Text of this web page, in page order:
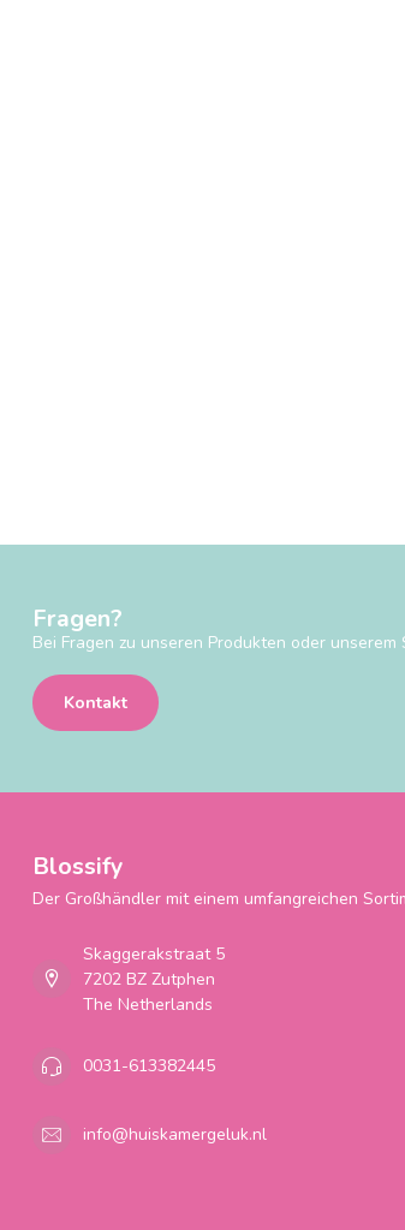
Fragen?
Bei Fragen zu unseren Produkten oder
Kontakt
Blossify
Der Großhändler mit einem umfangreichen
Skaggerakstraat 5
7202 BZ Zutphen
The Netherlands
0031-613382445
info@huiskamergeluk.nl